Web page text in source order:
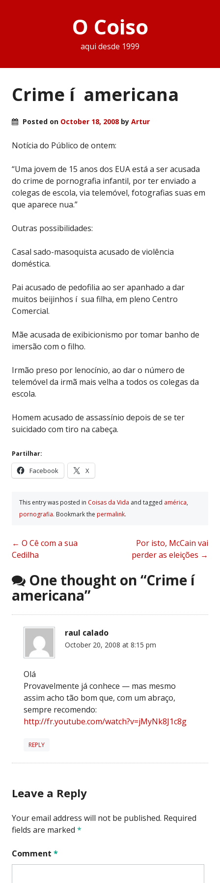
O Coiso
aqui desde 1999
Crime í americana
Posted on October 18, 2008 by Artur
Notícia do Público de ontem:
“Uma jovem de 15 anos dos EUA está a ser acusada
do crime de pornografia infantil, por ter enviado a
colegas de escola, via telemóvel, fotografias suas em
que aparece nua.”
Outras possibilidades:
Casal sado-masoquista acusado de violência
doméstica.
Pai acusado de pedofilia ao ser apanhado a dar
muitos beijinhos í sua filha, em pleno Centro
Comercial.
Mãe acusada de exibicionismo por tomar banho de
imersão com o filho.
Irmão preso por lenocínio, ao dar o número de
telemóvel da irmã mais velha a todos os colegas da
escola.
Homem acusado de assassínio depois de se ter
suicidado com tiro na cabeça.
Partilhar:
Facebook X
This entry was posted in Coisas da Vida and tagged américa,
pornografia. Bookmark the permalink.
Post
navigation
← O Cê com a sua
Cedilha
Por isto, McCain vai
perder as eleições →
One thought on “Crime í
americana”
raul calado
October 20, 2008 at 8:15 pm
Olá
Provavelmente já conhece — mas mesmo
assim acho tão bom que, com um abraço,
sempre recomendo:
http://fr.youtube.com/watch?v=jMyNk8J1c8g
REPLY
Leave a Reply
Your email address will not be published. Required
fields are marked *
Comment *